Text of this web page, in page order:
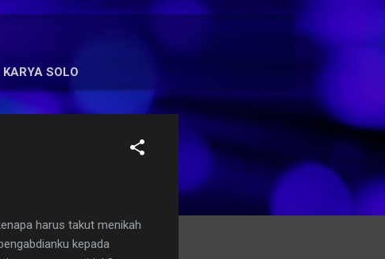
KARYA SOLO
harus takut menikah
kepada